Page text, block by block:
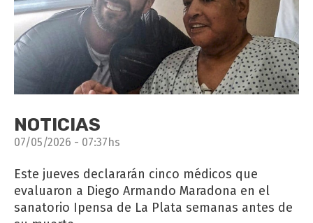
NOTICIAS
07/05/2026 - 07:37hs
Este jueves declararán cinco médicos que
evaluaron a Diego Armando Maradona en el
sanatorio Ipensa de La Plata semanas antes de